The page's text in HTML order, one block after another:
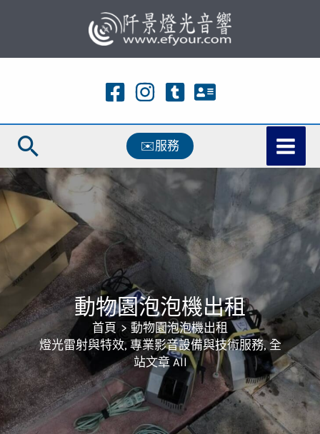
主
容
搜
尋
✉️服務
動物園泡泡機出租
首頁
動物園泡泡機出租
燈光雷射與特效, 專業影音設備與技術服務,全
站文章 All